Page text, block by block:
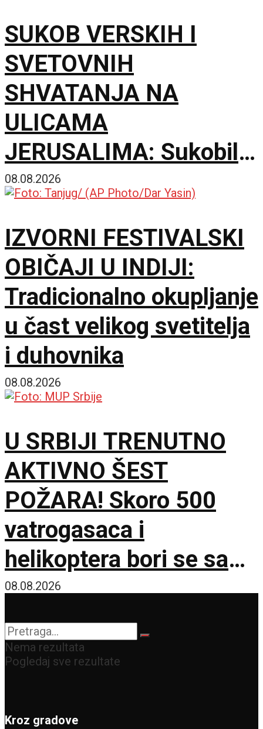
SUKOB VERSKIH I
SVETOVNIH
SHVATANJA NA
ULICAMA
JERUSALIMA: Sukobili
se ultraortodoksni
policija zbog rada kafića
subotom
08.08.2026
IZVORNI FESTIVALSKI
OBIČAJI U INDIJI:
Tradicionalno okupljanje
u čast velikog svetitelja
i duhovnika
08.08.2026
U SRBIJI TRENUTNO
AKTIVNO ŠEST
POŽARA! Skoro 500
vatrogasaca i
helikoptera bori se sa
vatrenom stihijom!
08.08.2026
Nema rezultata
Pogledaj sve rezultate
Kroz gradove